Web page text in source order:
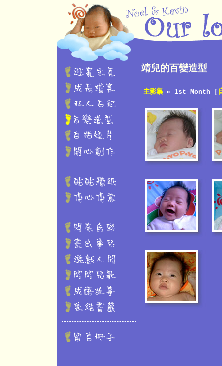
靖兒的百變造型
主影集» 1st Month [